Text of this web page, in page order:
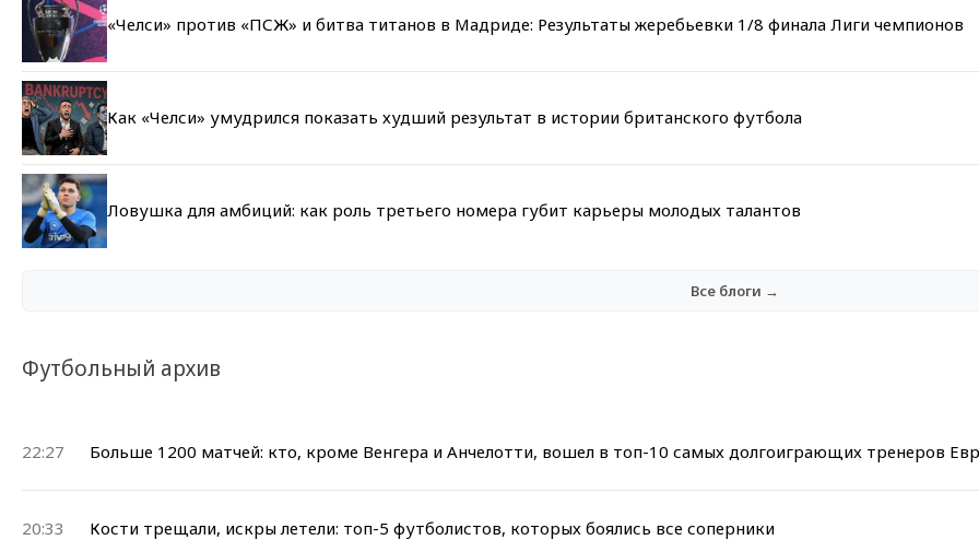
«Челси» против «ПСЖ» и битва титанов в Мадриде: Результаты жеребьевки 1/8 финала Лиги чемпионов
Как «Челси» умудрился показать худший результат в истории британского футбола
Ловушка для амбиций: как роль третьего номера губит карьеры молодых талантов
Все блоги →
Футбольный архив
22:27 Больше 1200 матчей: кто, кроме Венгера и Анчелотти, вошел в топ-10 самых долгоиграющих тренеров
20:33 Кости трещали, искры летели: топ-5 футболистов, которых боялись все соперники